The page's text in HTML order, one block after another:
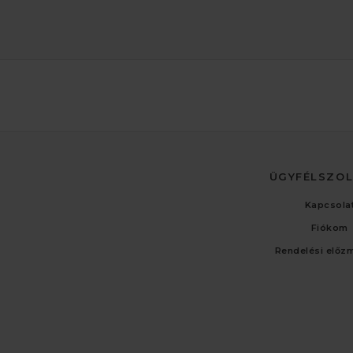
Fiókom
Rendelési